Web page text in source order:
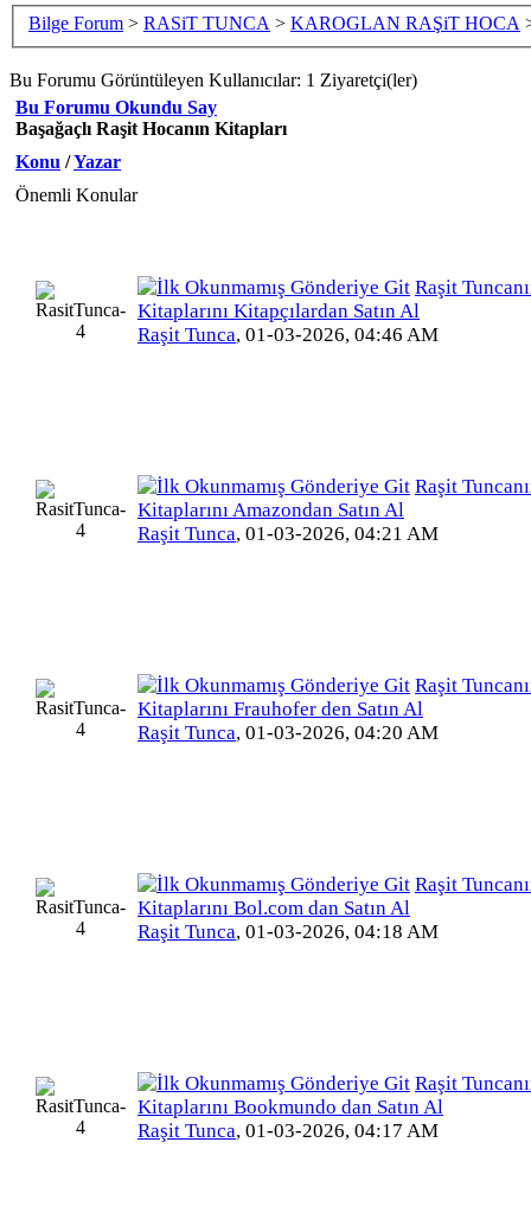
Bilge Forum > RASiT TUNCA > KAROGLAN RAŞiT HOCA
Bu Forumu Görüntüleyen Kullanıcılar: 1 Ziyaretçi(ler)
Bu Forumu Okundu Say
Başağaçlı Raşit Hocanın Kitapları
Konu /Yazar
Önemli Konular
Raşit
Kitaplarını Kitapçılardan Satın Al
Raşit Tunca, 01-03-2026, 04:46 AM
Raşit
Kitaplarını Amazondan Satın Al
Raşit Tunca, 01-03-2026, 04:21 AM
Raşit
Kitaplarını Frauhofer den Satın Al
Raşit Tunca, 01-03-2026, 04:20 AM
Raşit
Kitaplarını Bol.com dan Satın Al
Raşit Tunca, 01-03-2026, 04:18 AM
Raşit
Kitaplarını Bookmundo dan Satın Al
Raşit Tunca, 01-03-2026, 04:17 AM